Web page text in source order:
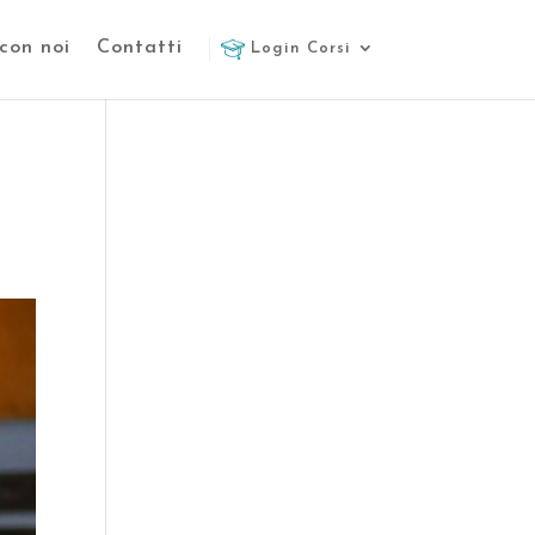
noi Contatti Login Corsi